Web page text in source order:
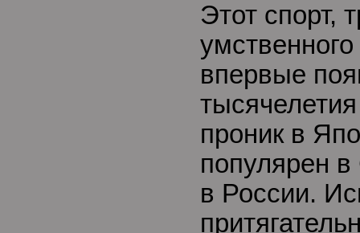
Этот спорт,
впервые
проник в
популярен
в России.